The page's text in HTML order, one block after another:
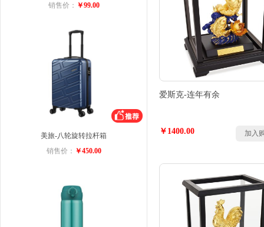
销售价： ￥99.00
美旅-八轮旋转拉杆箱
销售价： ￥450.00
爱斯克-连年有余
￥1400.00 加入